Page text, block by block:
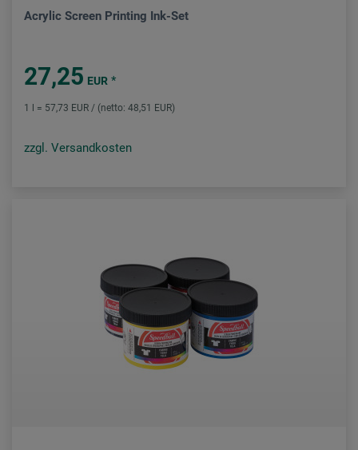
Acrylic Screen Printing Ink-Set
27,25 EUR *
1 l = 57,73 EUR / (netto: 48,51 EUR)
zzgl. Versandkosten